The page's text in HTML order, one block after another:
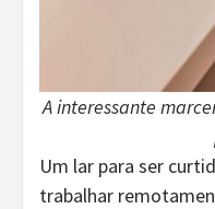
A interessante
Um lar para ser
trabalhar